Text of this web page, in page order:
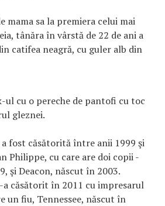
mama sa la premiera celui mai
tânăra în vârstă de 22 de ani a
catifea neagră, cu guler alb din
ul cu o pereche de pantofi cu toc
gleznei.
a fost căsătorită între anii 1999 şi
Philippe, cu care are doi copii -
şi Deacon, născut în 2003.
a căsătorit în 2011 cu impresarul
un fiu, Tennessee, născut în